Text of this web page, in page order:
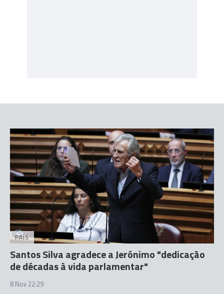
PAÍS
Santos Silva agradece a Jerónimo "dedicação
de décadas à vida parlamentar"
8 Nov 22:29